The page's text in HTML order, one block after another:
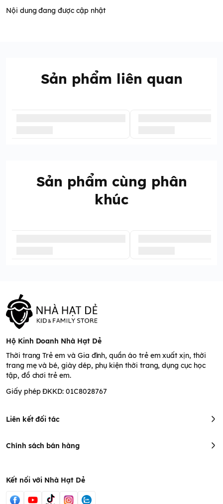
Nội dung đang được cập nhật
Sản phẩm liên quan
Sản phẩm cùng phân
khúc
Hộ Kinh Doanh Nhà Hạt Dẻ
Thời trang Trẻ em và Gia đình, quần áo trẻ em xuất xịn, thời
trang mẹ và bé, giày dép, phụ kiện thời trang, dụng cục học
tập, đồ chơi trẻ em.
Giấy phép ĐKKD: 01C8028767
Liên kết đối tác
Chính sách bán hàng
Kết nối với Nhà Hạt Dẻ